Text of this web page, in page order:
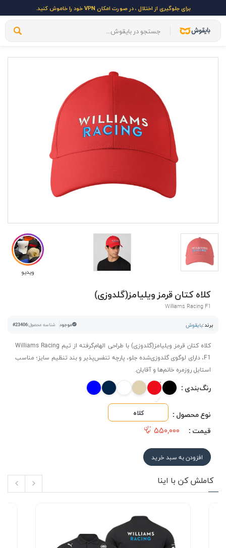
برای جلوگیری از اختلال ، در صورت امکان VPN خود را خاموش کنید.
ویدیو
کلاه کتان قرمز ویلیامز(گلدوزی)
Williams Racing F1
برند :بایقوش موجود شناسه محصول:#23406
کلاه کتان قرمز ویلیامز(گلدوزی) با طراحی الهام‌گرفته از تیم Williams Racing
F1، دارای لوگوی گلدوزی‌شده جلو، پارچه تنفس‌پذیر و بند تنظیم سایز؛ مناسب
استایل روزمره خانم‌ها و آقایان.
رنگ‌بندی :
نوع محصول : کلاه
قیمت : ۵۵۰,۰۰۰
افزودن به سبد خرید
کاملش کن با اینا